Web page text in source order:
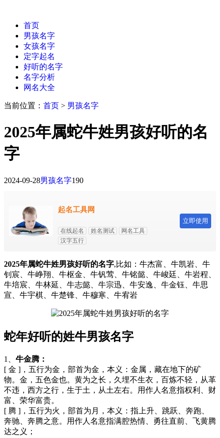
首页
男孩名字
女孩名字
定字起名
好听的名字
名字分析
网名大全
当前位置： 首页 > 男孩名字
2025年属蛇牛姓男孩好听的名
字
2024-09-28男孩名字190
起名工具网
在线起名 姓名测试
网名工具
汉字五行
立即使用
2025年属蛇牛姓男孩好听的名字,比如：牛杰富、牛凯岩、牛
钊宸、牛峥翔、牛枢金、牛钒莺、牛铭懿、牛峻廷、牛岩程、
牛培宸、牛林延、牛志懿、牛宗迅、牛安逸、牛金钰、牛思
宣、牛宇棋、牛楚锋、牛穆寒、牛宥岩
蛇年好听的姓牛男孩名字
1、 牛金腾：
[ 金 ]，五行为金，部首为金，本义：金属，藏在地下的矿
物。金，五色金也。黄为之长，久埋不生衣，百炼不轻，从革
不违，西方之行，生于土，从土左右。用作人名意指权利、财
富、荣华富贵。
[ 腾 ]，五行为火，部首为月，本义：指上升、跳跃、奔跑、
奔驰、奔腾之意。用作人名意指满腔热情、勇往直前、飞黄腾
达之义；